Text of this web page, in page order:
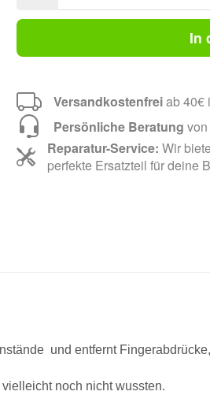
In
Versandkostenfreiab 40€
Persönliche Beratung
Reparatur-Service: Wir
perfekte Ersatzteil für deine
und entfernt
noch nicht wussten.